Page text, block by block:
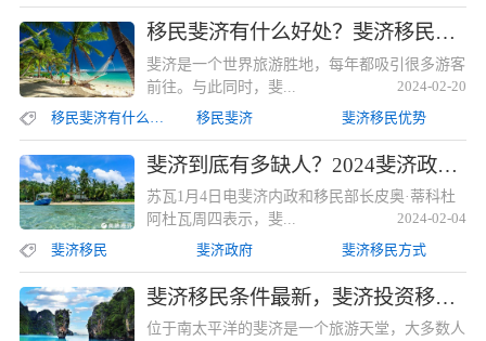
移民斐济有什么好处？斐济移民优势详解
斐济是一个世界旅游胜地，每年都吸引很多游客
前往。与此同时，斐...
2024-02-20
移民斐济 斐济移民优势
斐济到底有多缺人？2024斐济政府采取措施吸引外国技术工人
苏瓦1月4日电斐济内政和移民部长皮奥·蒂科杜
阿杜瓦周四表示，斐...
2024-02-04
斐济移民
斐济政府 斐济移民方式
斐济移民条件最新，斐济投资移民所需条件详解
位于南太平洋的斐济是一个旅游天堂，大多数人